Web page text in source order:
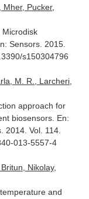
Pucker,
Microdisk
Sensors. 2015.
s150304796
M. R., Larcheri,
approach for
biosensors. En:
. 2014. Vol. 114.
013-5557-4
Nikolay,
and